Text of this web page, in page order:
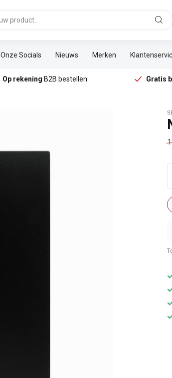
Onze Socials Nieuws Merken
Op rekening B2B bestellen Gratis